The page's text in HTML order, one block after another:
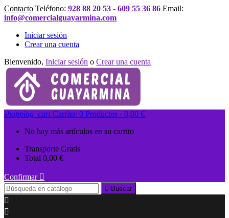
Contacto Teléfono: 928 88 20 53 - 609 55 36 86 Email:
info@comercialguayarmina.com
Iniciar sesión
Crear una cuenta
Bienvenido, Iniciar sesión o Crear una cuenta
shopping_cart Carrito: 0 Productos - 0,00 €
No hay más artículos en su carrito
Transporte Gratis
Total 0,00 €
Confirmar 
 Buscar

